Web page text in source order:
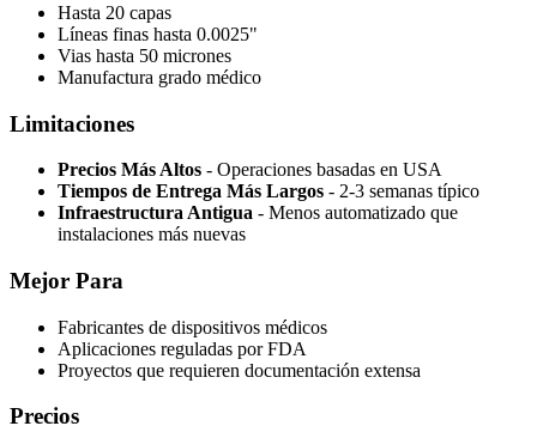
Hasta 20 capas
Líneas finas hasta 0.0025"
Vias hasta 50 micrones
Manufactura grado médico
Limitaciones
Precios Más Altos - Operaciones basadas en USA
Tiempos de Entrega Más Largos - 2-3 semanas típico
Infraestructura Antigua - Menos automatizado que
instalaciones más nuevas
Mejor Para
Fabricantes de dispositivos médicos
Aplicaciones reguladas por FDA
Proyectos que requieren documentación extensa
Precios